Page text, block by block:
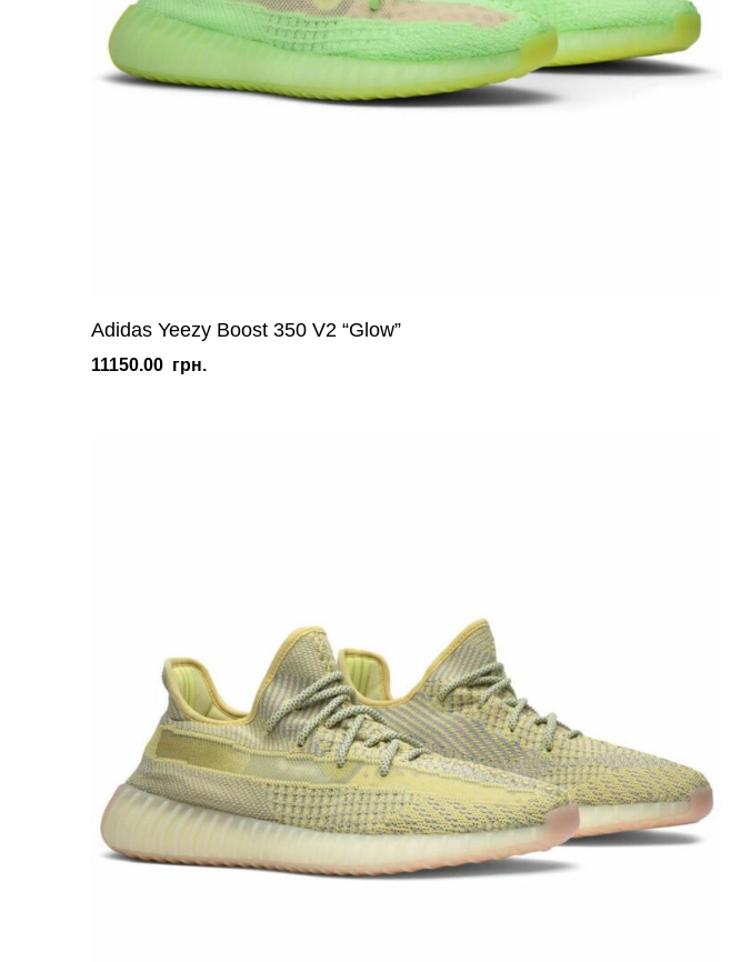
Adidas Yeezy Boost 350 V2 “Glow”
11150.00 грн.